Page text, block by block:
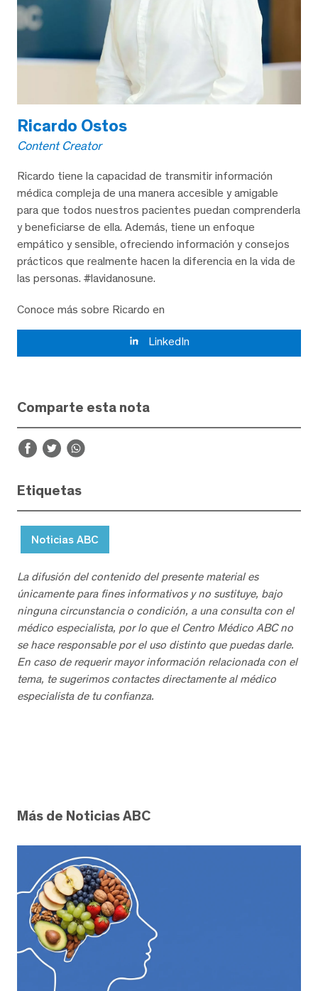
Ricardo Ostos
Content Creator
Ricardo tiene la capacidad de transmitir información
médica compleja de una manera accesible y amigable
para que todos nuestros pacientes puedan comprenderla
y beneficiarse de ella. Además, tiene un enfoque
empático y sensible, ofreciendo información y consejos
prácticos que realmente hacen la diferencia en la vida de
las personas. #lavidanosune.
Conoce más sobre Ricardo en
LinkedIn
Comparte esta nota
Etiquetas
Noticias ABC
La difusión del contenido del presente material es
únicamente para fines informativos y no sustituye, bajo
ninguna circunstancia o condición, a una consulta con el
médico especialista, por lo que el Centro Médico ABC no
se hace responsable por el uso distinto que puedas darle.
En caso de requerir mayor información relacionada con el
tema, te sugerimos contactes directamente al médico
especialista de tu confianza.
Más de Noticias ABC